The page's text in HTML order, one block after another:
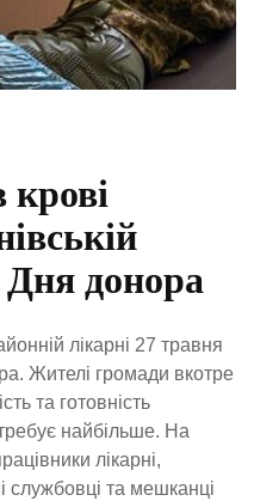
крові
Дня донора
лікарні 27 травня
Жителі громади вкотре
та готовність
найбільше. На
лікарні,
службовці та мешканці